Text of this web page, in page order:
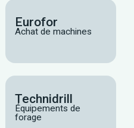
Eurofor
Achat de machines
Technidrill
Équipements de
forage